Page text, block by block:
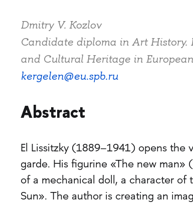
Dmitry V. Kozlov
Candidate diploma in Art History.
and Cultural Heritage in
kergelen@eu.spb.ru
Abstract
El Lissitzky (1889–1941) opens
garde. His figurine «The new man»
of a mechanical doll, a character
Sun». The author is creating an